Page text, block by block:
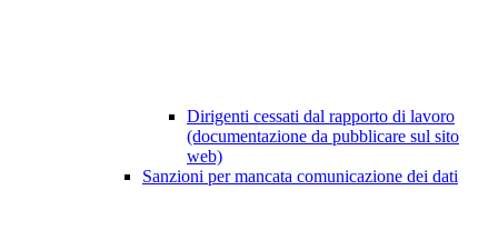
Dirigenti cessati dal rapporto di lavoro
(documentazione da pubblicare sul sito
web)
Sanzioni per mancata comunicazione dei dati